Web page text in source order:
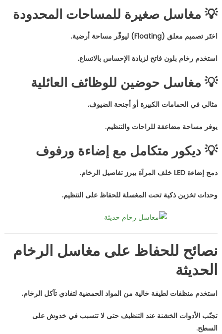
💡 مغاسل صغيرة للمساحات المحدودة
اختَر تصميم معلق (Floating) ليوفّر مساحة أرضية.
استخدم رخام بلون فاتح لزيادة الإحساس بالاتساع.
💡 مغاسل حوضين للوظائف العائلية
مثالي في الحمامات الكبيرة أو أجنحة الضيوف.
يوفر مساحة مضاعفة للراحات والتنظيم.
💡 ديكور متكامل مع إضاءة ورفوف
دمج إضاءة LED خلف المرآة يبرز تفاصيل الرخام.
وحدات تخزين ذكية تحت المغسلة للحفاظ على التنظيم.
نصائح للحفاظ على مغاسل الرخام
الحديثة
استخدم منظفات لطيفة خالية من المواد الحمضية لتفادي تآكل الرخام.
تجنّب الأدوات الخشنة عند التنظيف حتى لا تتسبب في خدوش على
السطح.